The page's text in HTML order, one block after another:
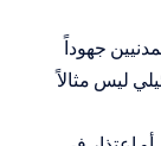
جهوداً
ليس مثالاً